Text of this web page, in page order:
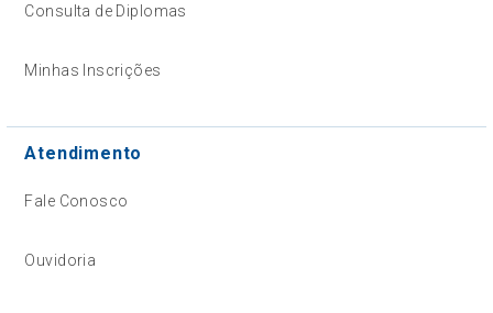
Consulta de Diplomas
Minhas Inscrições
Atendimento
Fale Conosco
Ouvidoria